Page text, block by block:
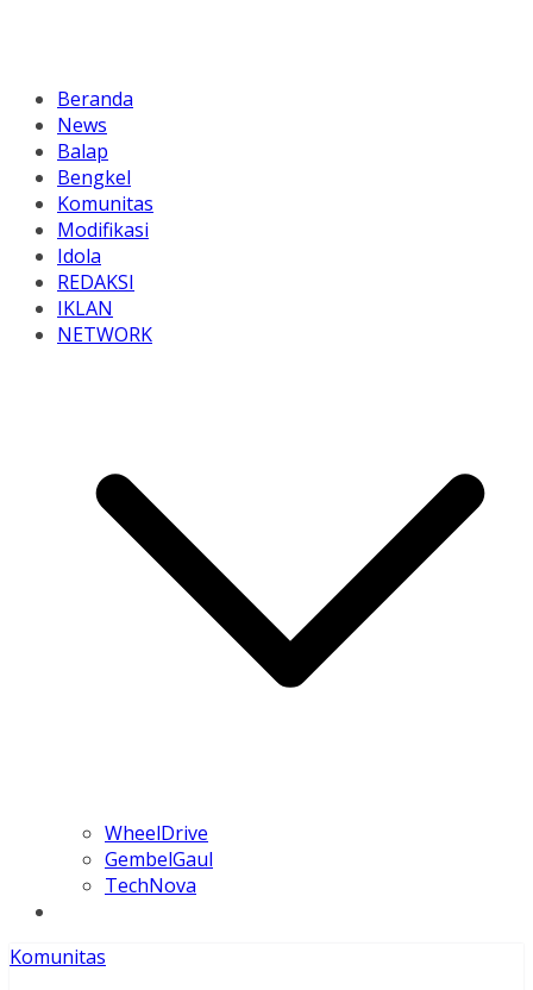
Beranda
News
Balap
Bengkel
Komunitas
Modifikasi
Idola
REDAKSI
IKLAN
NETWORK
WheelDrive
GembelGaul
TechNova
Komunitas